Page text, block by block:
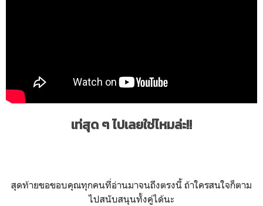
เท่สุด ๆ ไปเลยใช่ไหมล่ะ!!
สุดท้ายขอขอบคุณทุกคนที่อ่านมาจนถึงตรงนี้ ถ้าใครสนใจก็ตาม
ไปสนับสนุนทั้งคู่ได้นะ